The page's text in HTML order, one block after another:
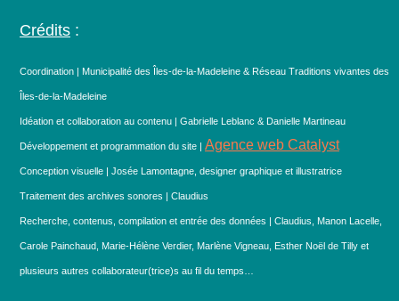
Crédits :
Coordination | Municipalité des Îles-de-la-Madeleine & Réseau Traditions vivantes des
Îles-de-la-Madeleine
Idéation et collaboration au contenu | Gabrielle Leblanc & Danielle Martineau
Développement et programmation du site | Agence web Catalyst
Conception visuelle | Josée Lamontagne, designer graphique et illustratrice
Traitement des archives sonores | Claudius
Recherche, contenus, compilation et entrée des données | Claudius, Manon Lacelle,
Carole Painchaud, Marie-Hélène Verdier, Marlène Vigneau, Esther Noël de Tilly et
plusieurs autres collaborateur(trice)s au fil du temps…